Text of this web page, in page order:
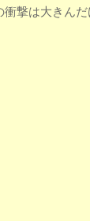
撃は大きんだ